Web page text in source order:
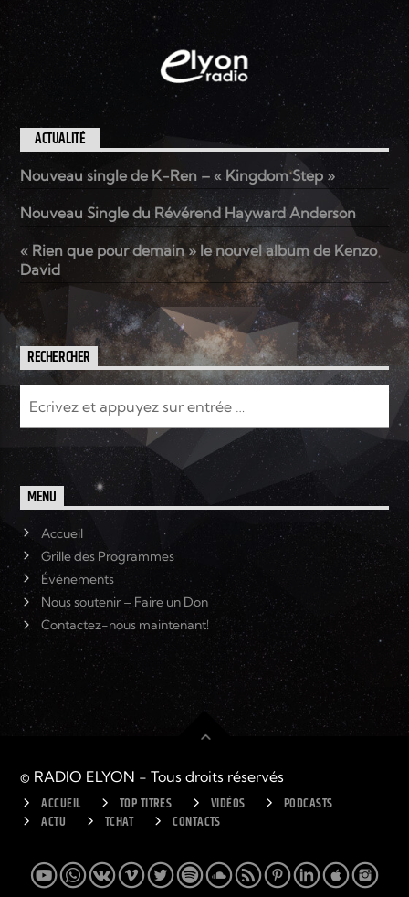
ACTUALITÉ
Nouveau single de K-Ren – « Kingdom Step »
Nouveau Single du Révérend Hayward Anderson
« Rien que pour demain » le nouvel album de Kenzo
David
RECHERCHER
MENU
Accueil
Grille des Programmes
Événements
Nous soutenir – Faire un Don
Contactez-nous maintenant!
© RADIO ELYON - Tous droits réservés
ACCUEIL TOP TITRES VIDÉOS
PODCASTS
ACTU
TCHAT CONTACTS